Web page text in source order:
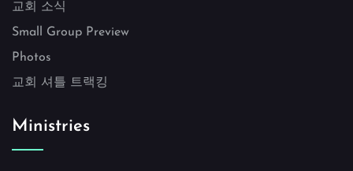
교회 소식
Small Group Preview
Photos
교회 셔틀 트랙킹
Ministries